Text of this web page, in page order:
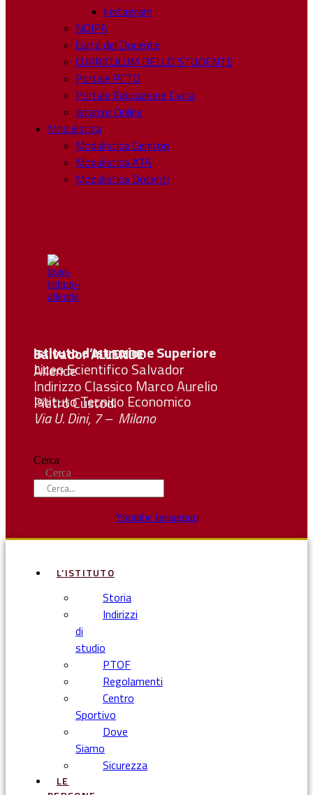
Instagram
NOIPA
Carta del Docente
CURRICULUM DELLO STUDENTE
Portale PCTO
Portale Educazione Civica
Istanze Online
Modulistica
Modulistica Genitori
Modulistica ATA
Modulistica Docenti
Istituto d’Istruzione Superiore SalvadorALLENDE
Liceo Scientifico Salvador Allende
Indirizzo Classico Marco Aurelio
Istituto Tecnico Economico Pietro Custodi
Via U. Dini, 7 – Milano
Cerca
Cerca
Youtube Instagram
L’ISTITUTO
Storia
Indirizzi
di
studio
PTOF
Regolamenti
Centro
Sportivo
Dove
Siamo
Sicurezza
LE